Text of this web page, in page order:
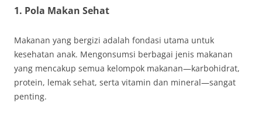
1. Pola Makan Sehat
Makanan yang bergizi adalah fondasi utama untuk
kesehatan anak. Mengonsumsi berbagai jenis makanan
yang mencakup semua kelompok makanan—karbohidrat,
protein, lemak sehat, serta vitamin dan mineral—sangat
penting.